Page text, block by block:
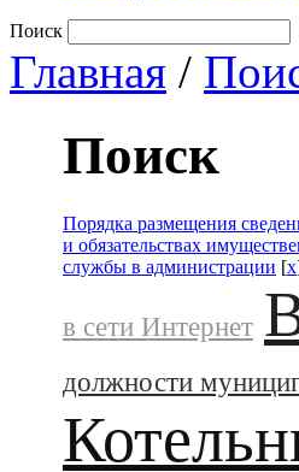
Поиск
Главная /
Поиск
Порядка размещения
и обязательствах
службы в администрации [x
в сети Интернет
должности